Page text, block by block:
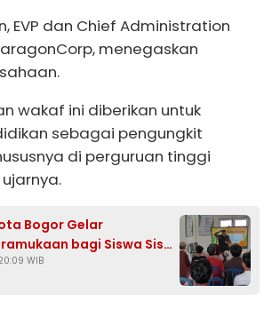
EVP dan Chief Administration
menegaskan
wakaf ini diberikan untuk
sebagai pengungkit
di perguruan tinggi
Bogor Gelar
bagi Siswa Siswi
WIB